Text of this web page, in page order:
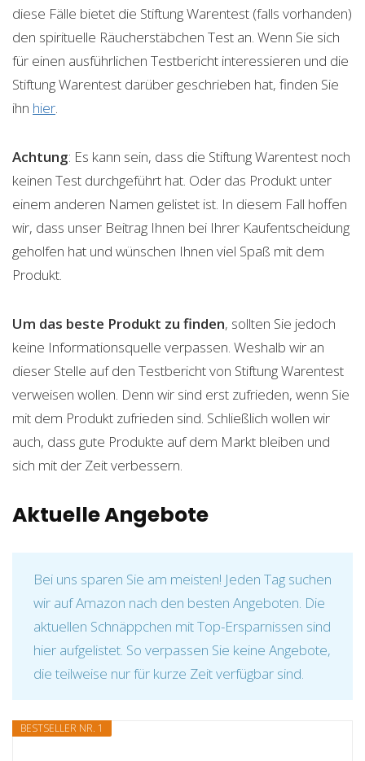
diese Fälle bietet die Stiftung Warentest (falls vorhanden)
den spirituelle Räucherstäbchen Test an. Wenn Sie sich
für einen ausführlichen Testbericht interessieren und die
Stiftung Warentest darüber geschrieben hat, finden Sie
ihn hier.
Achtung: Es kann sein, dass die Stiftung Warentest noch
keinen Test durchgeführt hat. Oder das Produkt unter
einem anderen Namen gelistet ist. In diesem Fall hoffen
wir, dass unser Beitrag Ihnen bei Ihrer Kaufentscheidung
geholfen hat und wünschen Ihnen viel Spaß mit dem
Produkt.
Um das beste Produkt zu finden, sollten Sie jedoch
keine Informationsquelle verpassen. Weshalb wir an
dieser Stelle auf den Testbericht von Stiftung Warentest
verweisen wollen. Denn wir sind erst zufrieden, wenn Sie
mit dem Produkt zufrieden sind. Schließlich wollen wir
auch, dass gute Produkte auf dem Markt bleiben und
sich mit der Zeit verbessern.
Aktuelle Angebote
Bei uns sparen Sie am meisten! Jeden Tag suchen
wir auf Amazon nach den besten Angeboten. Die
aktuellen Schnäppchen mit Top-Ersparnissen sind
hier aufgelistet. So verpassen Sie keine Angebote,
die teilweise nur für kurze Zeit verfügbar sind.
BESTSELLER NR. 1